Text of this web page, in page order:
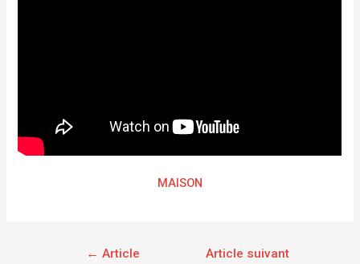
MAISON
← Article
Article suivant